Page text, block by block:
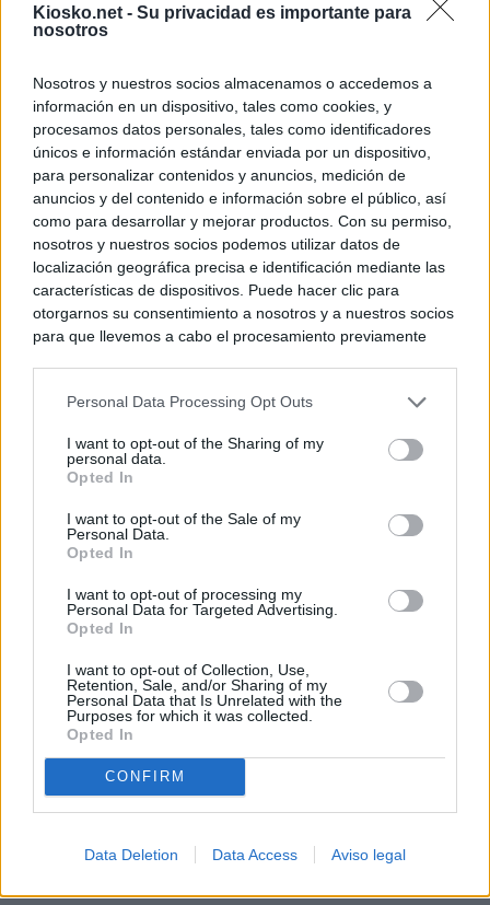
Kiosko.net - Su privacidad es importante para
nosotros
Nosotros y nuestros socios almacenamos o accedemos a
información en un dispositivo, tales como cookies, y
procesamos datos personales, tales como identificadores
únicos e información estándar enviada por un dispositivo,
para personalizar contenidos y anuncios, medición de
anuncios y del contenido e información sobre el público, así
como para desarrollar y mejorar productos. Con su permiso,
nosotros y nuestros socios podemos utilizar datos de
localización geográfica precisa e identificación mediante las
características de dispositivos. Puede hacer clic para
otorgarnos su consentimiento a nosotros y a nuestros socios
para que llevemos a cabo el procesamiento previamente
negar su consentimiento. Tenga en cuenta que algún
de su consentimiento, pero usted tiene el derecho de
rechazar tal procesamiento. Sus preferencias se aplicarán
cualquier momento entrando de nuevo en este sitio web o
visitando nuestra política de privacidad.
Personal Data Processing Opt Outs
I want to opt-out of the Sharing of my
personal data.
Opted In
I want to opt-out of the Sale of my
Personal Data.
Opted In
I want to opt-out of processing my
Personal Data for Targeted Advertising.
Opted In
I want to opt-out of Collection, Use,
Retention, Sale, and/or Sharing of my
Personal Data that Is Unrelated with the
Purposes for which it was collected.
Opted In
CONFIRM
Data Deletion Data Access Aviso legal